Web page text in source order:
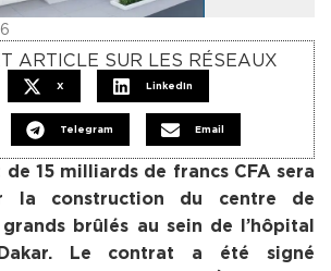
ARTICLE SUR LES RÉSEAUX
X LinkedIn
Telegram Email
de 15 milliards de francs CFA sera
la construction du centre de
brûlés au sein de l’hôpital
Le contrat a été signé